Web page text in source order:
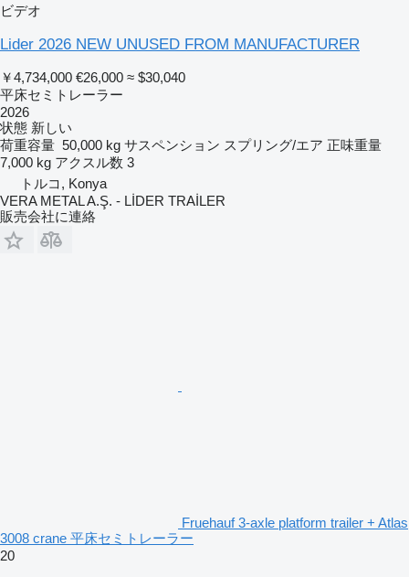
ビデオ
Lider 2026 NEW UNUSED FROM MANUFACTURER
￥4,734,000 €26,000 ≈ $30,040
平床セミトレーラー
2026
状態 新しい
荷重容量 50,000 kg サスペンション スプリング/エア 正味重量
7,000 kg アクスル数 3
トルコ, Konya
VERA METAL A.Ş. - LİDER TRAİLER
販売会社に連絡
Fruehauf 3-axle platform trailer + Atlas
3008 crane 平床セミトレーラー
20